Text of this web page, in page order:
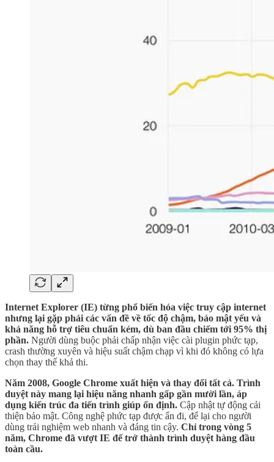
Internet Explorer (IE) từng phổ biến hóa việc truy cập internet
nhưng lại gặp phải các vấn đề về tốc độ chậm, bảo mật yếu và
khả năng hỗ trợ tiêu chuẩn kém, dù ban đầu chiếm tới 95% thị
phần. Người dùng buộc phải chấp nhận việc cài plugin phức tạp,
crash thường xuyên và hiệu suất chậm chạp vì khi đó không có lựa
chọn thay thế khả thi.
Năm 2008, Google Chrome xuất hiện và thay đổi tất cả. Trình
duyệt này mang lại hiệu năng nhanh gấp gần mười lần, áp
dụng kiến trúc đa tiến trình giúp ổn định. Cập nhật tự động cải
thiện bảo mật. Công nghệ phức tạp được ẩn đi, để lại cho người
dùng trải nghiệm web nhanh và đáng tin cậy. Chỉ trong vòng 5
năm, Chrome đã vượt IE để trở thành trình duyệt hàng đầu
toàn cầu.